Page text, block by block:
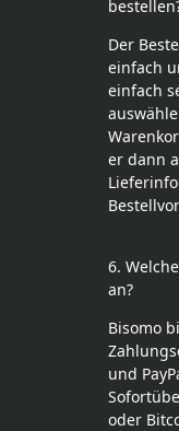
Der
einfach
einfach
er dann
6.
an?
Bisomo
und
oder